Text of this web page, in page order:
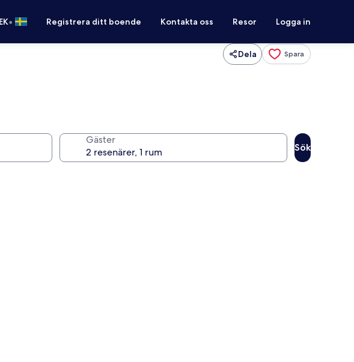
• Registrera ditt boende Kontakta oss Resor Logga in
Dela Spara
Gäster
Sök